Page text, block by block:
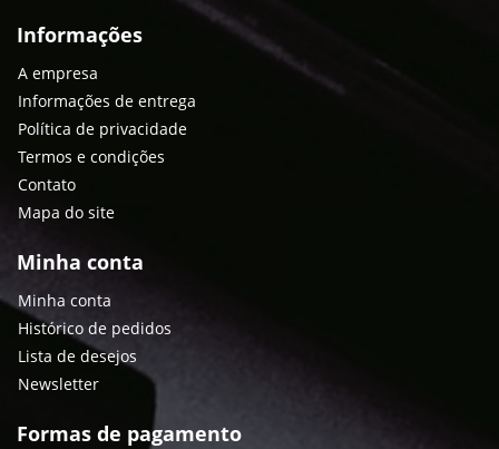
Informações
A empresa
Informações de entrega
Política de privacidade
Termos e condições
Contato
Mapa do site
Minha conta
Minha conta
Histórico de pedidos
Lista de desejos
Newsletter
Formas de pagamento